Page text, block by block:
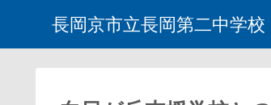
長岡京市立長岡第二中学校